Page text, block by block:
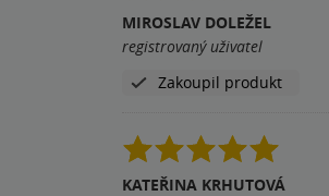
MIROSLAV DOLEŽEL
registrovaný uživatel
Zakoupil produkt
KATEŘINA KRHUTOVÁ